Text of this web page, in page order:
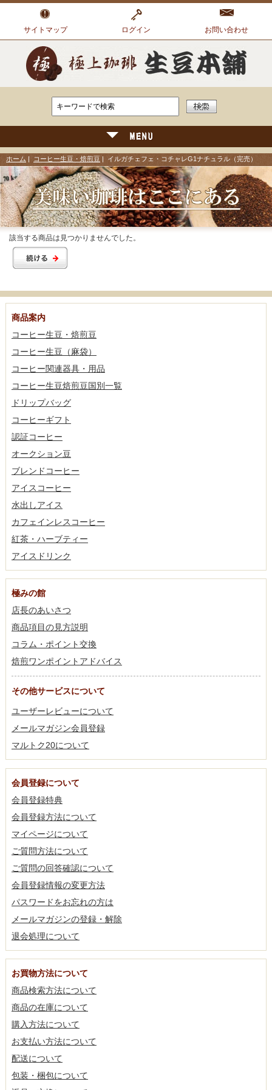
サイトマップ ログイン お問い合わせ
ホーム コーヒー生豆・焙煎豆 | イルガチェフェ・コチャレG1ナチュラル（完売）
該当する商品は見つかりませんでした。
商品案内
コーヒー生豆・焙煎豆
コーヒー生豆（麻袋）
コーヒー関連器具・用品
コーヒー生豆焙煎豆国別一覧
ドリップバッグ
コーヒーギフト
認証コーヒー
オークション豆
ブレンドコーヒー
アイスコーヒー
水出しアイス
カフェインレスコーヒー
紅茶・ハーブティー
アイスドリンク
極みの館
店長のあいさつ
商品項目の見方説明
コラム・ポイント交換
焙煎ワンポイントアドバイス
その他サービスについて
ユーザーレビューについて
メールマガジン会員登録
マルトク20について
会員登録について
会員登録特典
会員登録方法について
マイページについて
ご質問方法について
ご質問の回答確認について
会員登録情報の変更方法
パスワードをお忘れの方は
メールマガジンの登録・解除
退会処理について
お買物方法について
商品検索方法について
商品の在庫について
購入方法について
お支払い方法について
配送について
包装・梱包について